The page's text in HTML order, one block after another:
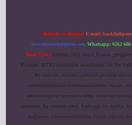
Reklam ve İletişim: E-mail:
forumhizmeti@gmail.com Whatsapp: 0262 606
Yasal Uyarı: Sitemiz, 5651 Sayılı Kanun
Kurumu (BTK) tarafından onaylanmış bir Yer
Bu nedenle, sitedeki içerikleri proaktif olarak
yükümlülüğümüz bulunmamaktadır. Ancak,
sorumluluğunu taşımakta olup, siteye üye
sayılırlar. Bu internet sitesi, herhangi bir marka,
bağlantısı bulunmamaktadır. Sitede yalnızca